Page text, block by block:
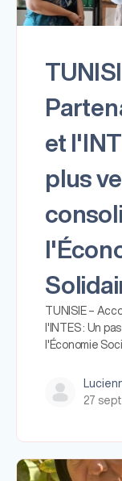
et
plus
TUNISIE –
l'INTES : Un
l'Économie
27